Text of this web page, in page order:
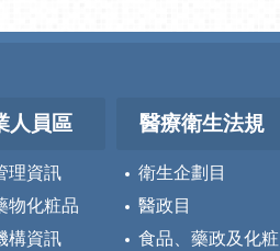
人員區
理資訊
物化粧品
構資訊
醫療衛生法規
衛生企劃目
醫政目
食品、藥政及化粧